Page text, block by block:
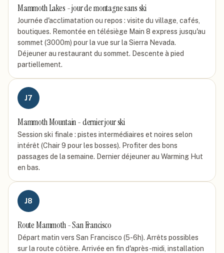
Mammoth Lakes - jour de montagne sans ski
Journée d'acclimatation ou repos : visite du village, cafés,
boutiques. Remontée en télésiège Main 8 express jusqu'au
sommet (3000m) pour la vue sur la Sierra Nevada.
Déjeuner au restaurant du sommet. Descente à pied
partiellement.
J7
Mammoth Mountain - dernier jour ski
Session ski finale : pistes intermédiaires et noires selon
intérêt (Chair 9 pour les bosses). Profiter des bons
passages de la semaine. Dernier déjeuner au Warming Hut
en bas.
J8
Route Mammoth - San Francisco
Départ matin vers San Francisco (5-6h). Arrêts possibles
sur la route côtière. Arrivée en fin d'après-midi, installation